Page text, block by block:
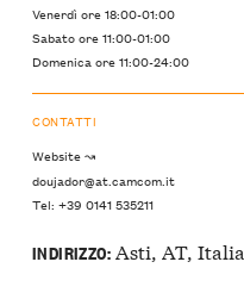
Venerdì ore 18:00-01:00
Sabato ore 11:00-01:00
Domenica ore 11:00-24:00
CONTATTI
Website ↝
doujador@at.camcom.it
Tel: +39 0141 535211
INDIRIZZO:Asti, AT, Italia